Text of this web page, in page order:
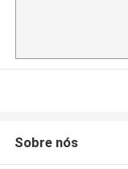
Sobre nós